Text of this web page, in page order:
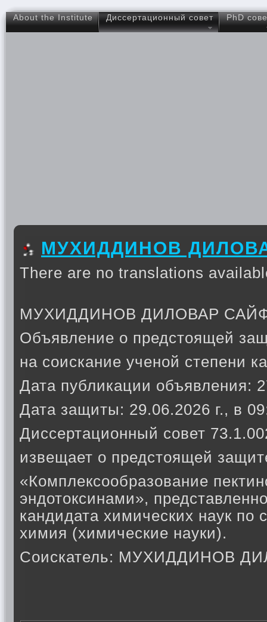
About the Institute Диссертационный совет PhD
МУХИДДИНОВ
There are no translations
МУХИДДИНОВ ДИЛОВАР
Объявление о предстоящей
на соискание ученой степени
Дата публикации объявления:
Дата защиты: 29.06.2026 г., в
Диссертационный совет
извещает о предстоящей
«Комплексообразование
эндотоксинами»,
кандидата химических наук по
химия (химические науки).
Соискатель: МУХИДДИНОВ